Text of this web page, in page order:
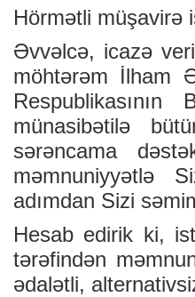
Hörmətli müşavirə
Əvvəlcə, icazə
möhtərəm İlham
münasibətilə
sərəncama
məmnuniyyətlə
adımdan Sizi
Hesab edirik ki,
tərəfindən
ədalətli,